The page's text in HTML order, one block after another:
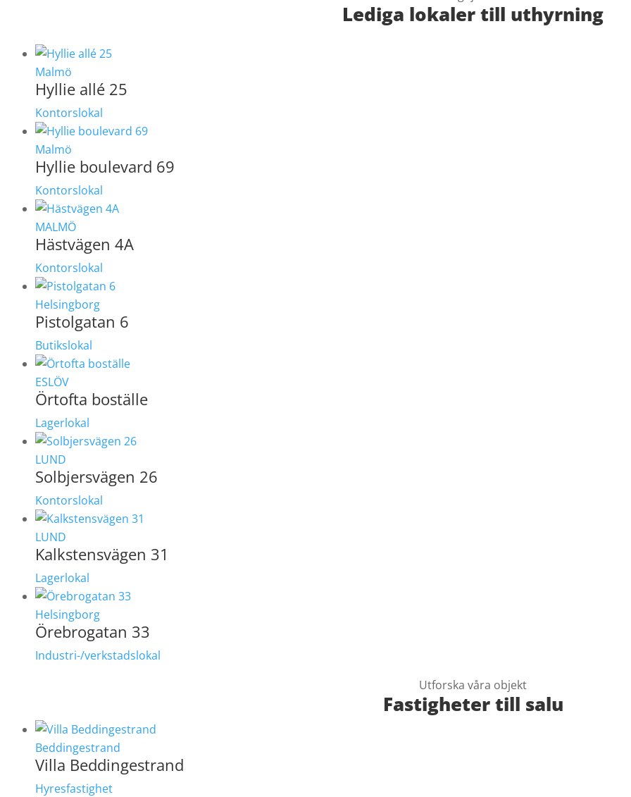
Lediga lokaler till uthyrning
Malmö
Hyllie allé 25
Kontorslokal
Malmö
Hyllie boulevard 69
Kontorslokal
MALMÖ
Hästvägen 4A
Kontorslokal
Helsingborg
Pistolgatan 6
Butikslokal
ESLÖV
Örtofta boställe
Lagerlokal
LUND
Solbjersvägen 26
Kontorslokal
LUND
Kalkstensvägen 31
Lagerlokal
Helsingborg
Örebrogatan 33
Industri-/verkstadslokal
Utforska våra objekt
Fastigheter till salu
Beddingestrand
Villa Beddingestrand
Hyresfastighet